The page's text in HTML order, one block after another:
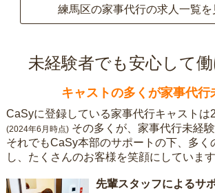
練馬区の家事代行の求人一覧を
未経験者でも安心して
キャストの多くが家事代行
CaSyに登録している家事代行キャストは
(2024年6月時点) その多くが、家事代行未経験
それでもCaSy本部のサポートの下、多く
し、たくさんのお客様を笑顔にしています
先輩スタッフによるサ